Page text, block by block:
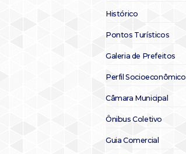
Histórico
Pontos Turísticos
Galeria de Prefeitos
Perfil Socioeconômico
Câmara Municipal
Ônibus Coletivo
Guia Comercial